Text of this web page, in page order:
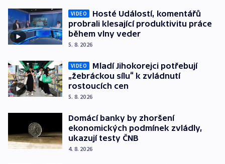
VIDEO
Hosté Událostí, komentářů
probrali klesající produktivitu práce
během vlny veder
5. 8. 2026
VIDEO
Mladí Jihokorejci potřebují
„žebráckou sílu“ k zvládnutí
rostoucích cen
5. 8. 2026
Domácí banky by zhoršení
ekonomických podmínek zvládly,
ukazují testy ČNB
4. 8. 2026